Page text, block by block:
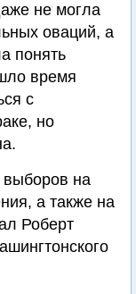
не могла
оваций, а
понять
время
с
но
выборов на
а также на
Роберт